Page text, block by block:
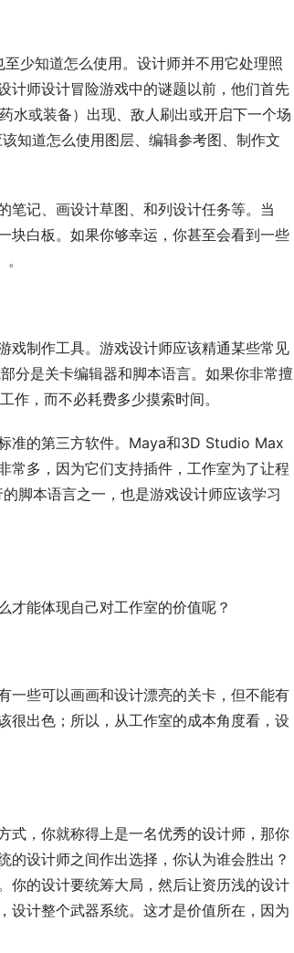
少知道怎么使用。设计师并不用它处理照
计师设计冒险游戏中的谜题以前，他们首先
水或装备）出现、敌人刷出或开启下一个场
知道怎么使用图层、编辑参考图、制作文
笔记、画设计草图、和列设计任务等。当
块白板。如果你够幸运，你甚至会看到一些
戏制作工具。游戏设计师应该精通某些常见
分是关卡编辑器和脚本语言。如果你非常擅
，而不必耗费多少摸索时间。
准的第三方软件。Maya和3D Studio Max
常多，因为它们支持插件，工作室为了让程
脚本语言之一，也是游戏设计师应该学习
才能体现自己对工作室的价值呢？
一些可以画画和设计漂亮的关卡，但不能有
很出色；所以，从工作室的成本角度看，设
式，你就称得上是一名优秀的设计师，那你
设计师之间作出选择，你认为谁会胜出？
你的设计要统筹大局，然后让资历浅的设计
设计整个武器系统。这才是价值所在，因为